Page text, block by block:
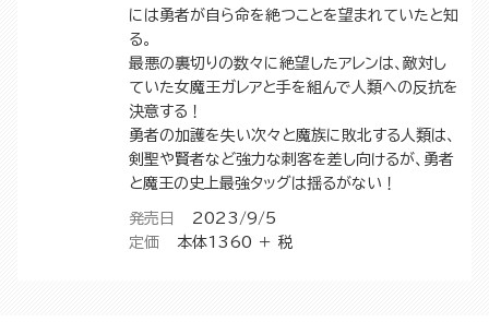
には勇者が自ら命を絶つことを望まれていたと知
る。
最悪の裏切りの数々に絶望したアレンは、敵対し
ていた女魔王ガレアと手を組んで人類への反抗を
決意する！
勇者の加護を失い次々と魔族に敗北する人類は、
剣聖や賢者など強力な刺客を差し向けるが、勇者
と魔王の史上最強タッグは揺るがない！
発売日
2023/9/5
定価
本体1360 ＋ 税